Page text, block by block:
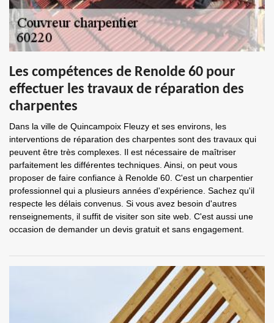
Les compétences de Renolde 60 pour
effectuer les travaux de réparation des
charpentes
Dans la ville de Quincampoix Fleuzy et ses environs, les
interventions de réparation des charpentes sont des travaux qui
peuvent être très complexes. Il est nécessaire de maîtriser
parfaitement les différentes techniques. Ainsi, on peut vous
proposer de faire confiance à Renolde 60. C'est un charpentier
professionnel qui a plusieurs années d'expérience. Sachez qu'il
respecte les délais convenus. Si vous avez besoin d'autres
renseignements, il suffit de visiter son site web. C'est aussi une
occasion de demander un devis gratuit et sans engagement.